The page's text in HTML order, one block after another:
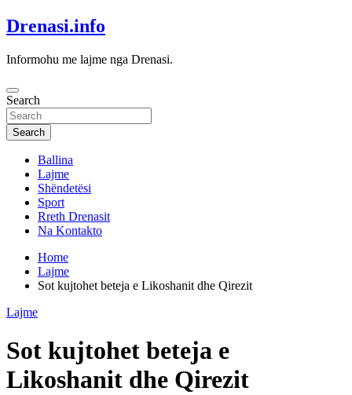
Skip
to
Drenasi.info
Informohu me lajme nga Drenasi.
Search
Search
Ballina
Lajme
Shëndetësi
Sport
Rreth Drenasit
Na Kontakto
Home
Lajme
Sot kujtohet beteja e Likoshanit dhe Qirezit
Lajme
Sot kujtohet beteja e
Likoshanit dhe Qirezit